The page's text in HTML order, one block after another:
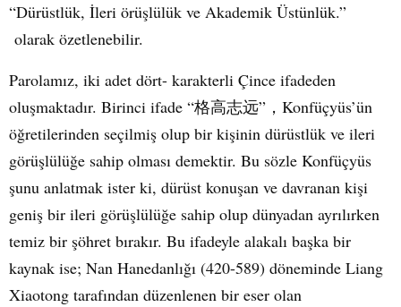
“Dürüstlük, İleri örüşlülük ve Akademik Üstünlük.”
olarak özetlenebilir.
Parolamız, iki adet dört- karakterli Çince ifadeden
oluşmaktadır. Birinci ifade “格高志远” ， Konfüçyüs’ün
öğretilerinden seçilmiş olup bir kişinin dürüstlük ve ileri
görüşlülüğe sahip olması demektir. Bu sözle Konfüçyüs
şunu anlatmak ister ki, dürüst konuşan ve davranan kişi
geniş bir ileri görüşlülüğe sahip olup dünyadan ayrılırken
temiz bir şöhret bırakır. Bu ifadeyle alakalı başka bir
kaynak ise; Nan Hanedanlığı (420-589) döneminde Liang
Xiaotong tarafından düzenlenen bir eser olan